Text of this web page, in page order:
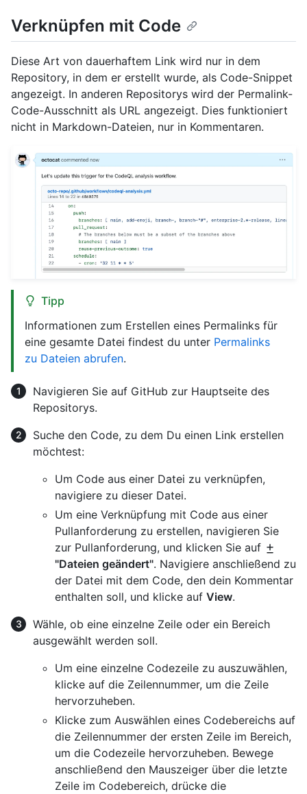
Verknüpfen mit Code
Diese Art von dauerhaftem Link wird nur in dem
Repository, in dem er erstellt wurde, als Code-Snippet
angezeigt. In anderen Repositorys wird der Permalink-
Code-Ausschnitt als URL angezeigt. Dies funktioniert
nicht in Markdown-Dateien, nur in Kommentaren.
Tipp
Informationen zum Erstellen eines Permalinks für
eine gesamte Datei findest du unter Permalinks
zu Dateien abrufen.
Navigieren Sie auf GitHub zur Hauptseite des
Repositorys.
Suche den Code, zu dem Du einen Link erstellen
möchtest:
Um Code aus einer Datei zu verknüpfen,
navigiere zu dieser Datei.
Um eine Verknüpfung mit Code aus einer
Pullanforderung zu erstellen, navigieren Sie
zur Pullanforderung, und klicken Sie auf
"Dateien geändert". Navigiere anschließend zu
der Datei mit dem Code, den dein Kommentar
enthalten soll, und klicke auf View.
Wähle, ob eine einzelne Zeile oder ein Bereich
ausgewählt werden soll.
Um eine einzelne Codezeile zu auszuwählen,
klicke auf die Zeilennummer, um die Zeile
hervorzuheben.
Klicke zum Auswählen eines Codebereichs auf
die Zeilennummer der ersten Zeile im Bereich,
um die Codezeile hervorzuheben. Bewege
anschließend den Mauszeiger über die letzte
Zeile im Codebereich, drücke die